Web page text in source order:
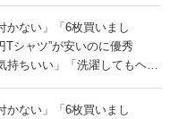
かない」「6枚買いまし
Tシャツ”が安いのに優秀
持ちいい」「洗濯してもヘタ
かない」「6枚買いまし